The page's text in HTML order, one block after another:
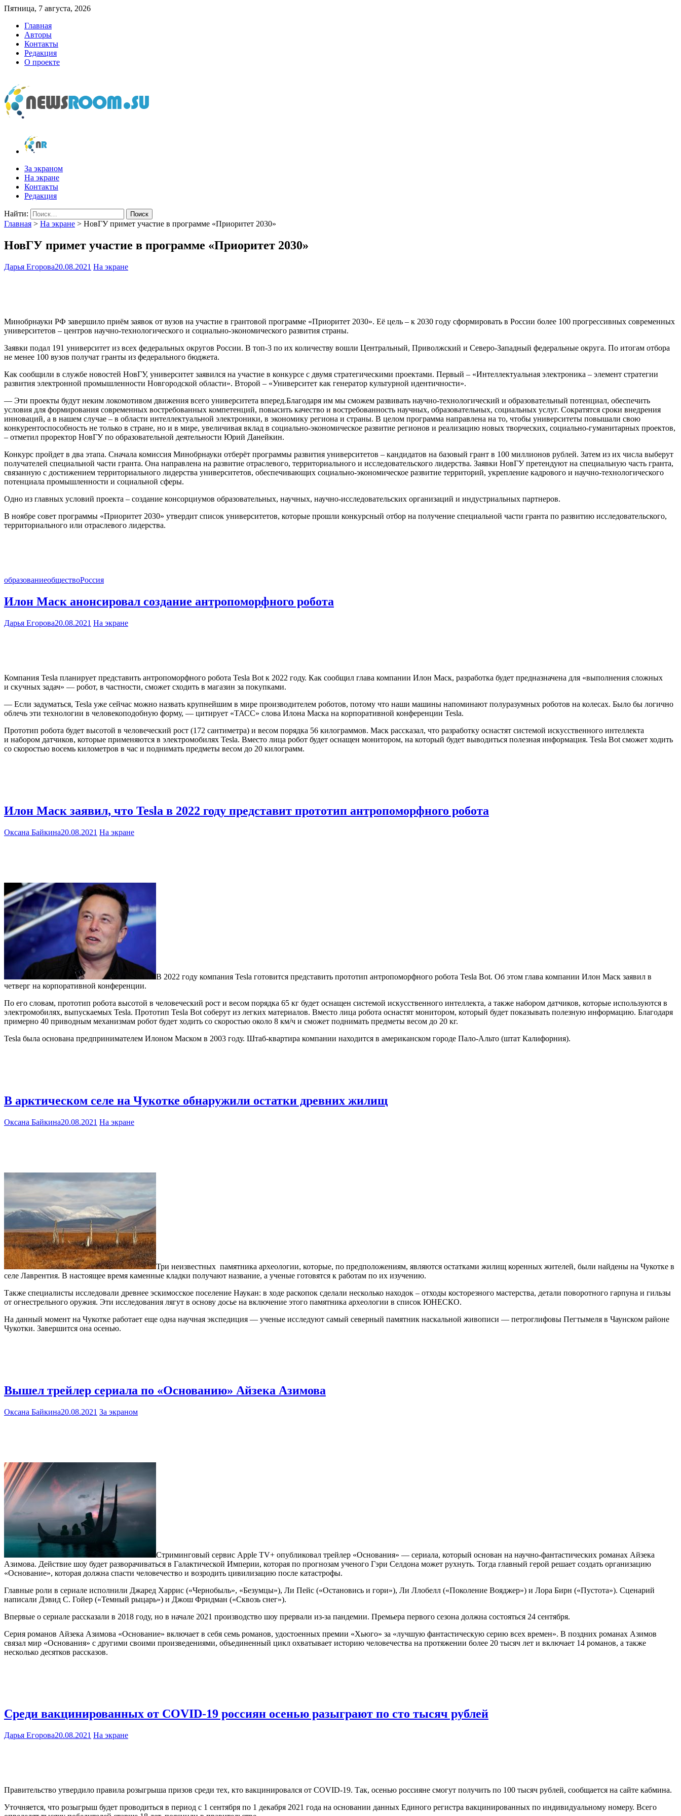
Пятница, 7 августа, 2026
Главная
Авторы
Контакты
Редакция
О проекте
newsroom.su
Новости о новостях
За экраном
На экране
Контакты
Редакция
Найти:
Главная > На экране > НовГУ примет участие в программе «Приоритет 2030»
НовГУ примет участие в программе «Приоритет 2030»
Дарья Егорова20.08.2021 На экране
Минобрнауки РФ завершило приём заявок от вузов на участие в грантовой программе «Приоритет 2030». Её цель – к 2030 году сформировать в России более 100 прогрессивных современных
университетов – центров научно-технологического и социально-экономического развития страны.
Заявки подал 191 университет из всех федеральных округов России. В топ-3 по их количеству вошли Центральный, Приволжский и Северо-Западный федеральные округа. По итогам отбора
не менее 100 вузов получат гранты из федерального бюджета.
Как сообщили в службе новостей НовГУ, университет заявился на участие в конкурсе с двумя стратегическими проектами. Первый – «Интеллектуальная электроника – элемент стратегии
развития электронной промышленности Новгородской области». Второй – «Университет как генератор культурной идентичности».
— Эти проекты будут неким локомотивом движения всего университета вперед.Благодаря им мы сможем развивать научно-технологический и образовательный потенциал, обеспечить
условия для формирования современных востребованных компетенций, повысить качество и востребованность научных, образовательных, социальных услуг. Сократятся сроки внедрения
инноваций, а в нашем случае – в области интеллектуальной электроники, в экономику региона и страны. В целом программа направлена на то, чтобы университеты повышали свою
конкурентоспособность не только в стране, но и в мире, увеличивая вклад в социально-экономическое развитие регионов и реализацию новых творческих, социально-гуманитарных проектов,
– отметил проректор НовГУ по образовательной деятельности Юрий Данейкин.
Конкурс пройдет в два этапа. Сначала комиссия Минобрнауки отберёт программы развития университетов – кандидатов на базовый грант в 100 миллионов рублей. Затем из их числа выберут
получателей специальной части гранта. Она направлена на развитие отраслевого, территориального и исследовательского лидерства. Заявки НовГУ претендуют на специальную часть гранта,
связанную с достижением территориального лидерства университетов, обеспечивающих социально-экономическое развитие территорий, укрепление кадрового и научно-технологического
потенциала промышленности и социальной сферы.
Одно из главных условий проекта – создание консорциумов образовательных, научных, научно-исследовательских организаций и индустриальных партнеров.
В ноябре совет программы «Приоритет 2030» утвердит список университетов, которые прошли конкурсный отбор на получение специальной части гранта по развитию исследовательского,
территориального или отраслевого лидерства.
образованиеобществоРоссия
Илон Маск анонсировал создание антропоморфного робота
Дарья Егорова20.08.2021 На экране
Компания Tesla планирует представить антропоморфного робота Tesla Bot к 2022 году. Как сообщил глава компании Илон Маск, разработка будет предназначена для «выполнения сложных
и скучных задач» — робот, в частности, сможет сходить в магазин за покупками.
— Если задуматься, Tesla уже сейчас можно назвать крупнейшим в мире производителем роботов, потому что наши машины напоминают полуразумных роботов на колесах. Было бы логично
облечь эти технологии в человекоподобную форму, — цитирует «ТАСС» слова Илона Маска на корпоративной конференции Tesla.
Прототип робота будет высотой в человеческий рост (172 сантиметра) и весом порядка 56 килограммов. Маск рассказал, что разработку оснастят системой искусственного интеллекта
и набором датчиков, которые применяются в электромобилях Tesla. Вместо лица робот будет оснащен монитором, на который будет выводиться полезная информация. Tesla Bot сможет ходить
со скоростью восемь километров в час и поднимать предметы весом до 20 килограмм.
Илон Маск заявил, что Tesla в 2022 году представит прототип антропоморфного робота
Оксана Байкина20.08.2021 На экране
В 2022 году компания Tesla готовится представить прототип антропоморфного робота Tesla Bot. Об этом глава компании Илон Маск заявил в
четверг на корпоративной конференции.
По его словам, прототип робота высотой в человеческий рост и весом порядка 65 кг будет оснащен системой искусственного интеллекта, а также набором датчиков, которые используются в
электромобилях, выпускаемых Tesla. Прототип Tesla Bot соберут из легких материалов. Вместо лица робота оснастят монитором, который будет показывать полезную информацию. Благодаря
примерно 40 приводным механизмам робот будет ходить со скоростью около 8 км/ч и сможет поднимать предметы весом до 20 кг.
Tesla была основана предпринимателем Илоном Маском в 2003 году. Штаб-квартира компании находится в американском городе Пало-Альто (штат Калифорния).
В арктическом селе на Чукотке обнаружили остатки древних жилищ
Оксана Байкина20.08.2021 На экране
Три неизвестных памятника археологии, которые, по предположениям, являются остатками жилищ коренных жителей, были найдены на Чукотке в
селе Лаврентия. В настоящее время каменные кладки получают название, а ученые готовятся к работам по их изучению.
Также специалисты исследовали древнее эскимосское поселение Наукан: в ходе раскопок сделали несколько находок – отходы косторезного мастерства, детали поворотного гарпуна и гильзы
от огнестрельного оружия. Эти исследования лягут в основу досье на включение этого памятника археологии в список ЮНЕСКО.
На данный момент на Чукотке работает еще одна научная экспедиция — ученые исследуют самый северный памятник наскальной живописи — петроглифовы Пегтымеля в Чаунском районе
Чукотки. Завершится она осенью.
Вышел трейлер сериала по «Основанию» Айзека Азимова
Оксана Байкина20.08.2021 За экраном
Стриминговый сервис Apple TV+ опубликовал трейлер «Основания» — сериала, который основан на научно-фантастических романах Айзека
Азимова. Действие шоу будет разворачиваться в Галактической Империи, которая по прогнозам ученого Гэри Селдона может рухнуть. Тогда главный герой решает создать организацию
«Основание», которая должна спасти человечество и возродить цивилизацию после катастрофы.
Главные роли в сериале исполнили Джаред Харрис («Чернобыль», «Безумцы»), Ли Пейс («Остановись и гори»), Ли Ллобелл («Поколение Вояджер») и Лора Бирн («Пустота»). Сценарий
написали Дэвид С. Гойер («Темный рыцарь») и Джош Фридман («Сквозь снег»).
Впервые о сериале рассказали в 2018 году, но в начале 2021 производство шоу прервали из-за пандемии. Премьера первого сезона должна состояться 24 сентября.
Серия романов Айзека Азимова «Основание» включает в себя семь романов, удостоенных премии «Хьюго» за «лучшую фантастическую серию всех времен». В поздних романах Азимов
связал мир «Основания» с другими своими произведениями, объединенный цикл охватывает историю человечества на протяжении более 20 тысяч лет и включает 14 романов, а также
несколько десятков рассказов.
Среди вакцинированных от COVID-19 россиян осенью разыграют по сто тысяч рублей
Дарья Егорова20.08.2021 На экране
Правительство утвердило правила розыгрыша призов среди тех, кто вакцинировался от COVID-19. Так, осенью россияне смогут получить по 100 тысяч рублей, сообщается на сайте кабмина.
Уточняется, что розыгрыш будет проводиться в период с 1 сентября по 1 декабря 2021 года на основании данных Единого регистра вакцинированных по индивидуальному номеру. Всего